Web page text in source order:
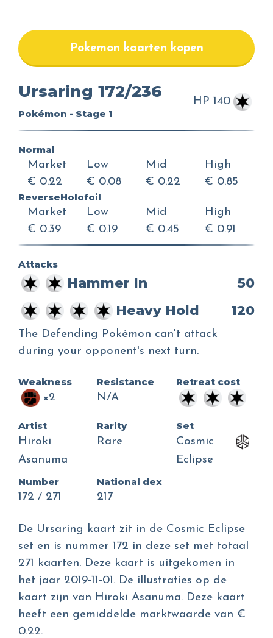
Pokemon kaarten kopen
Ursaring 172/236
Pokémon - Stage 1
HP 140
Normal
Market
€ 0.22
Low
€ 0.08
Mid
€ 0.22
High
€ 0.85
ReverseHolofoil
Market
€ 0.39
Low
€ 0.19
Mid
€ 0.45
High
€ 0.91
Attacks
Hammer In
50
Heavy Hold
120
The Defending Pokémon can't attack
during your opponent's next turn.
Weakness
×2
Resistance
N/A
Retreat cost
Artist
Hiroki
Asanuma
Rarity
Rare
Set
Cosmic
Eclipse
Number
172 / 271
National dex
217
De Ursaring kaart zit in de Cosmic Eclipse
set en is nummer 172 in deze set met totaal
271 kaarten. Deze kaart is uitgekomen in
het jaar 2019-11-01. De illustraties op de
kaart zijn van Hiroki Asanuma. Deze kaart
heeft een gemiddelde marktwaarde van €
0.22.